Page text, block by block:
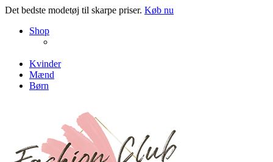
Det bedste modetøj til skarpe priser. Køb nu
Shop
Kvinder
Mænd
Børn